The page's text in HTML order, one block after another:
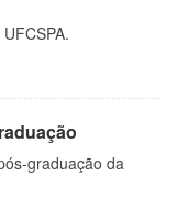
graduação da